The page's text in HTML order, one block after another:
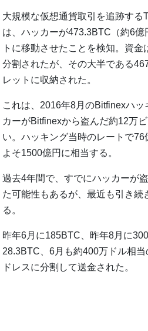
大規模な仮想通貨取引を追跡する
は、ハッカーが473.3BTC（約6
トに移動させたことを検知。資
分割されたが、その大半である
レットに収納された。
これは、2016年8月のBitfinexハ
カーがBitfinexから盗んだ約12万
い。ハッキング当時のレートで
よそ1500億円に相当する。
過去4年間で、すでにハッカーが
た可能性もあるが、最近も引き続
る。
昨年6月に185BTC、昨年8月に
28.3BTC、6月も約400万ドル相
ドレスに分割して送金された。